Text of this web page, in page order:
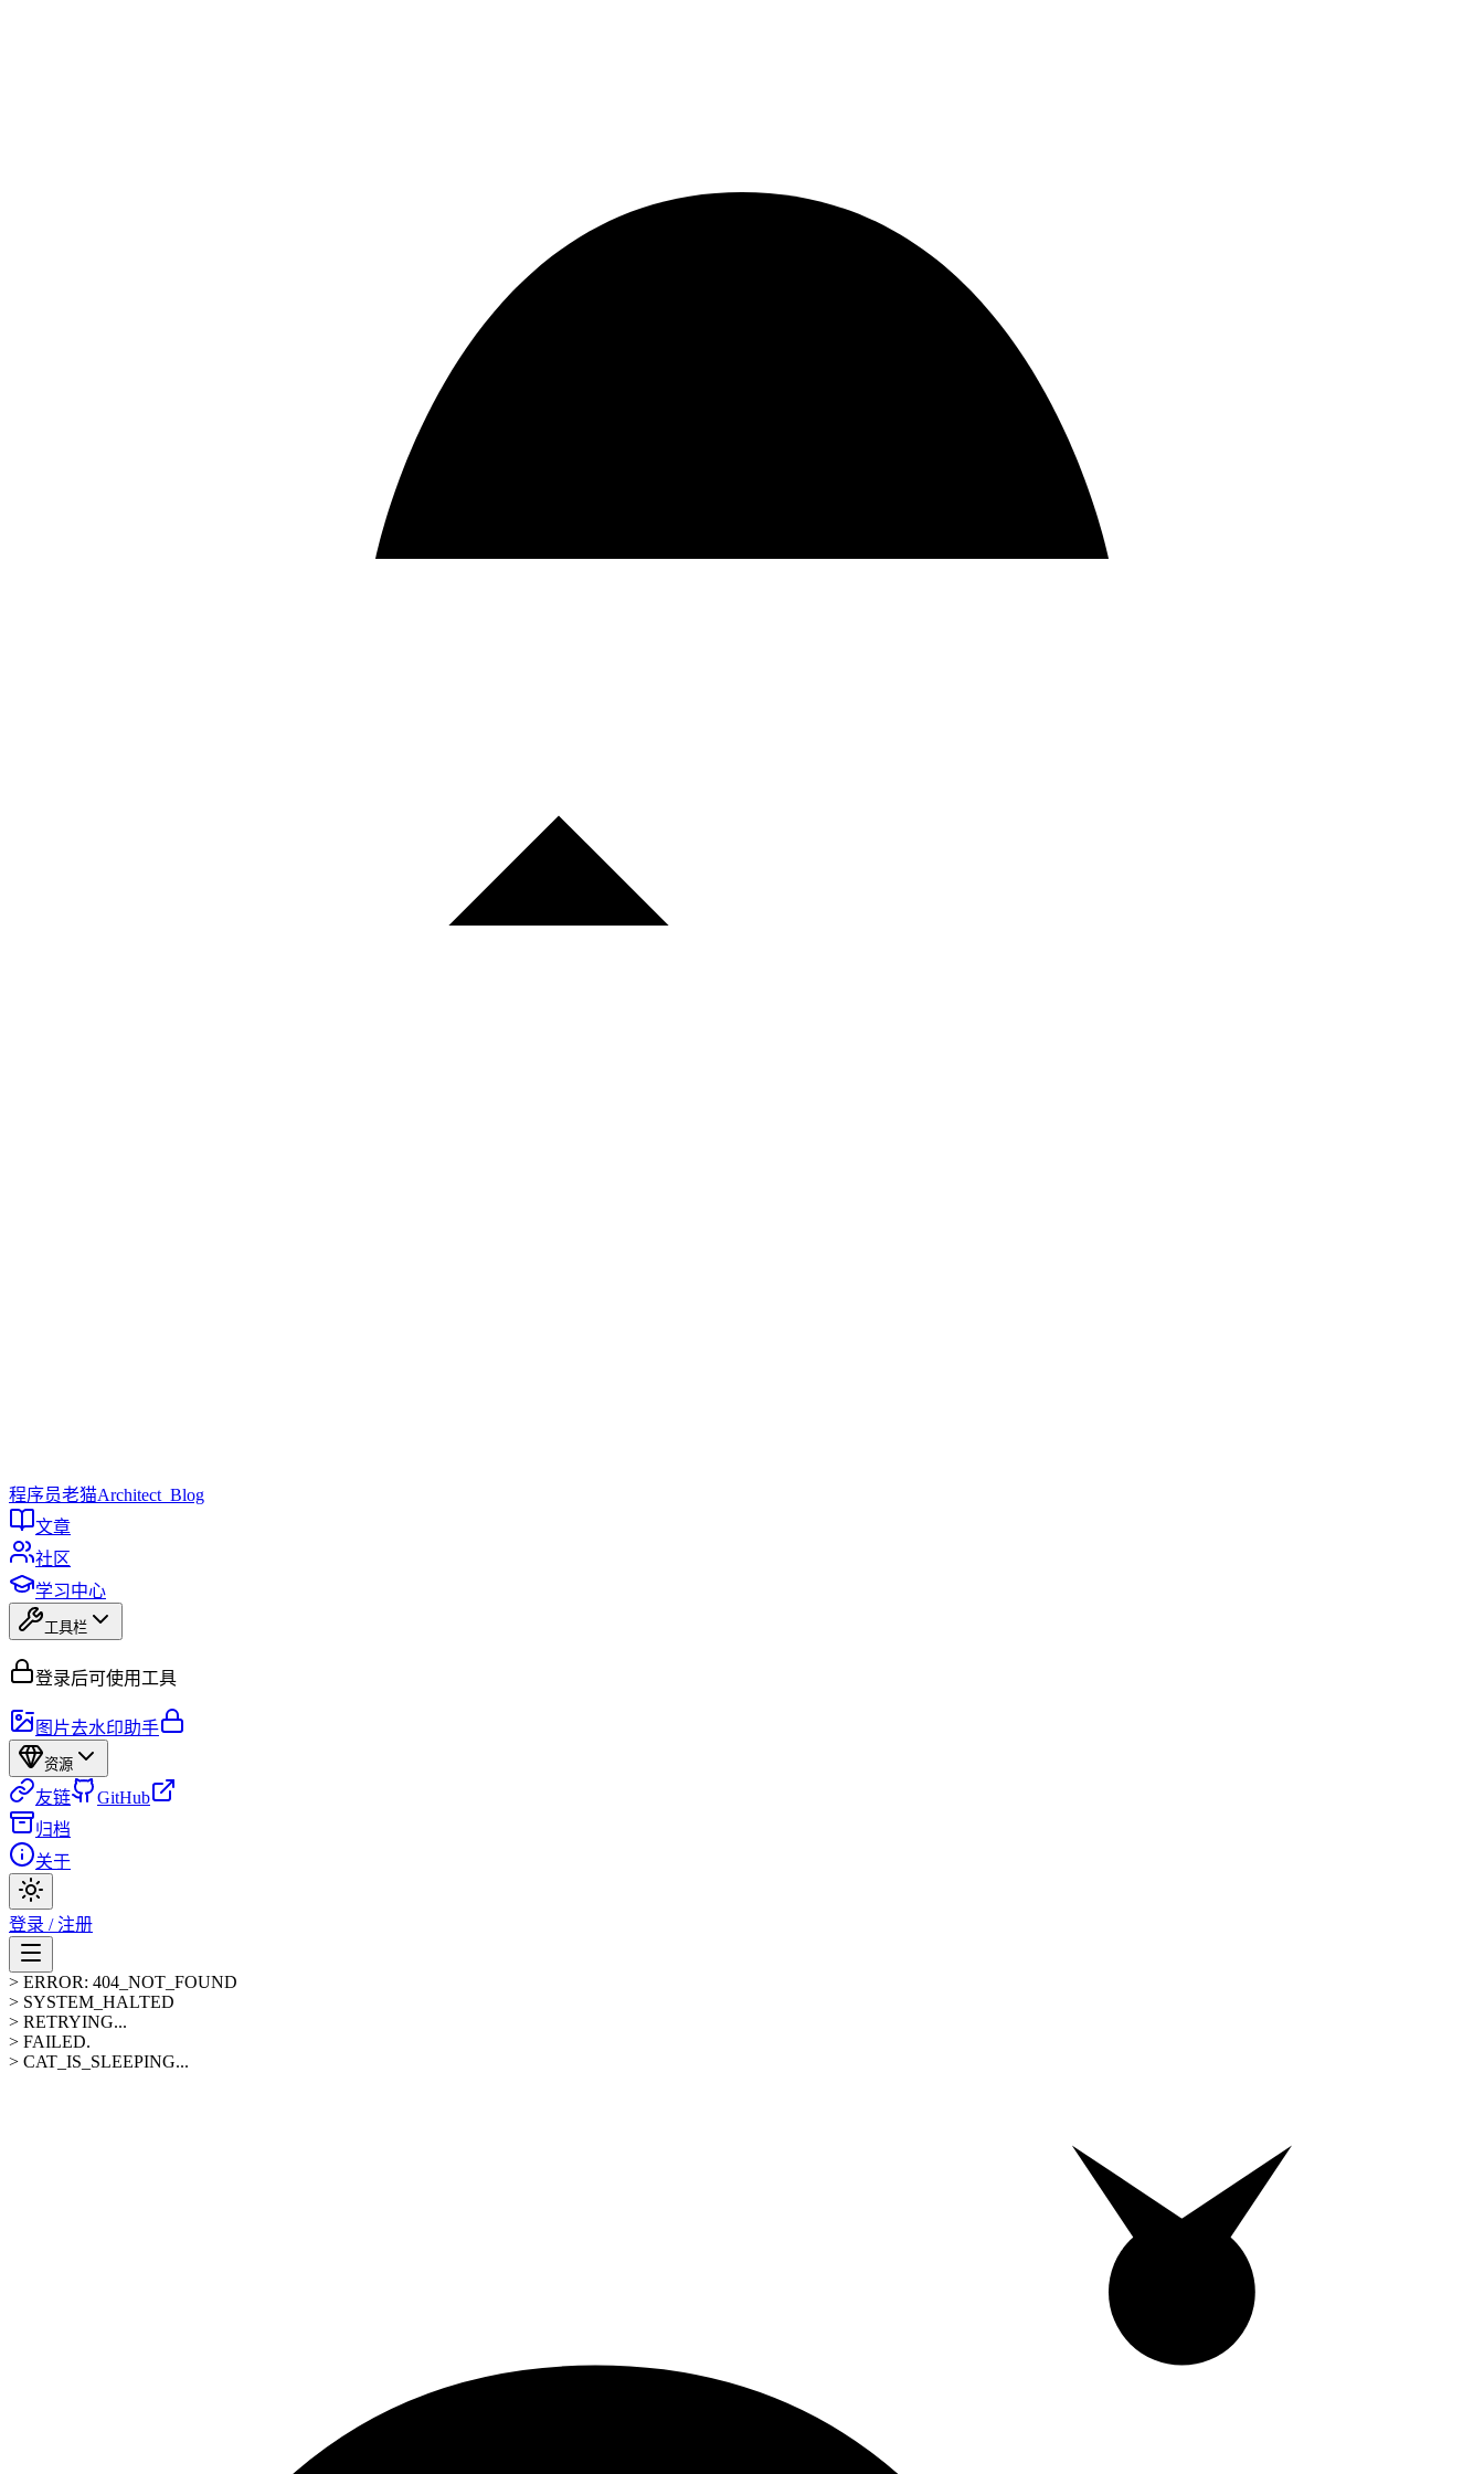
程序员老猫Architect_Blog
文章
社区
学习中心
工具栏
登录后可使用工具
图片去水印助手
资源
友链
GitHub
归档
关于
登录 / 注册
> ERROR: 404_NOT_FOUND
> SYSTEM_HALTED
> RETRYING...
> FAILED.
> CAT_IS_SLEEPING...